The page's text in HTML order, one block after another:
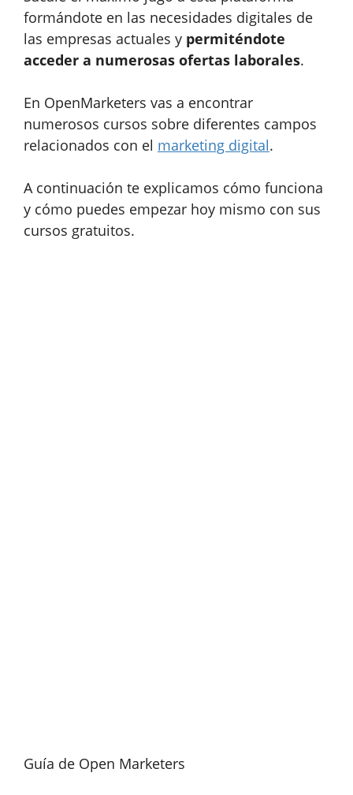
formándote en las necesidades digitales de
las empresas actuales y permiténdote
acceder a numerosas ofertas laborales.
En OpenMarketers vas a encontrar
numerosos cursos sobre diferentes campos
relacionados con el marketing digital.
A continuación te explicamos cómo funciona
y cómo puedes empezar hoy mismo con sus
cursos gratuitos.
Guía de Open Marketers